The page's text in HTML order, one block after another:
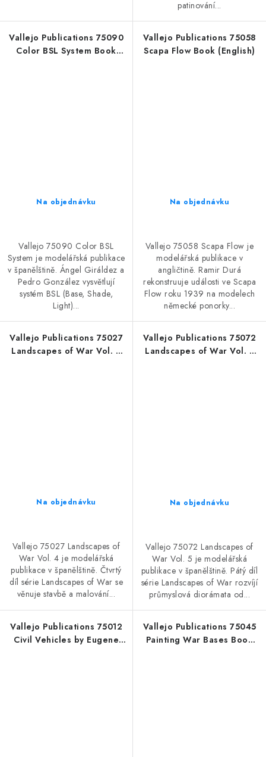
patinování...
Vallejo Publications 75090
Color BSL System Book
Na objednávku
Vallejo 75090 Color BSL
System je modelářská publikace
v španělštině. Ángel Giráldez a
Pedro González vysvětlují
systém BSL (Base, Shade,
Light)...
Vallejo Publications 75058
Scapa Flow Book (English)
Na objednávku
Vallejo 75058 Scapa Flow je
modelářská publikace v
angličtině. Ramir Durá
rekonstruuje události ve Scapa
Flow roku 1939 na modelech
německé ponorky...
Vallejo Publications 75027
Landscapes of War Vol. 4
Na objednávku
Vallejo 75027 Landscapes of
War Vol. 4 je modelářská
publikace v španělštině. Čtvrtý
díl série Landscapes of War se
věnuje stavbě a malování...
Vallejo Publications 75072
Landscapes of War Vol. 5
Na objednávku
Vallejo 75072 Landscapes of
War Vol. 5 je modelářská
publikace v španělštině. Pátý díl
série Landscapes of War rozvíjí
průmyslová diorámata od...
Vallejo Publications 75012
Civil Vehicles by Eugene
Vallejo Publications 75045
Painting War Bases Book